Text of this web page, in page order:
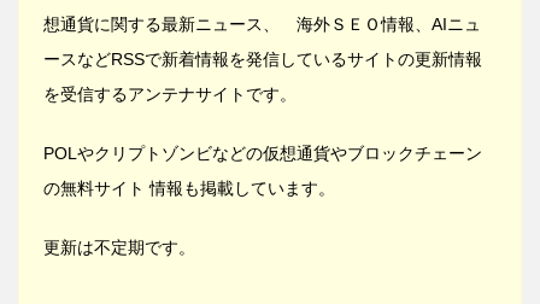
想通貨に関する最新ニュース、 海外ＳＥＯ情報、AIニュ
ースなどRSSで新着情報を発信しているサイトの更新情報
を受信するアンテナサイトです。
POLやクリプトゾンビなどの仮想通貨やブロックチェーン
の無料サイト 情報も掲載しています。
更新は不定期です。